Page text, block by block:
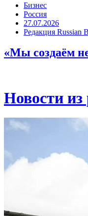
Бизнес
Россия
27.07.2026
Редакция Russian
«Мы создаём
Новости из